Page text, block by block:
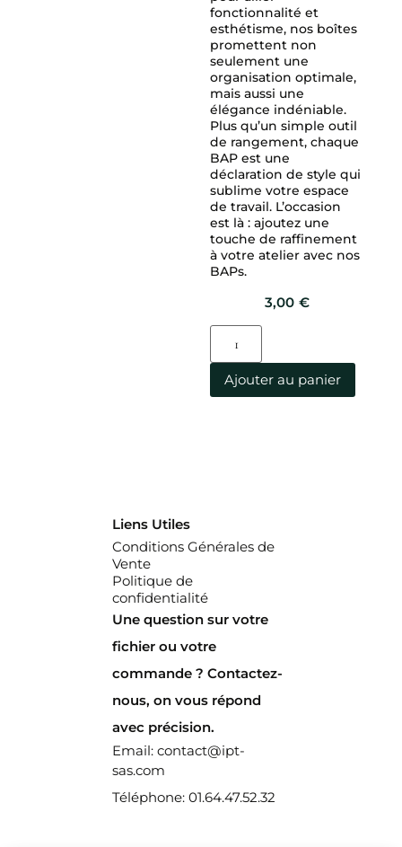
fonctionnalité et
esthétisme, nos boîtes
promettent non
seulement une
organisation optimale,
mais aussi une
élégance indéniable.
Plus qu’un simple outil
de rangement, chaque
BAP est une
déclaration de style qui
sublime votre espace
de travail. L’occasion
est là : ajoutez une
touche de raffinement
à votre atelier avec nos
BAPs.
3,00 €
Ajouter au panier
Liens Utiles
Conditions Générales de
Vente
Politique de
confidentialité
Une question sur votre
fichier ou votre
commande ? Contactez-
nous, on vous répond
avec précision.
Email: contact@ipt-
sas.com
Téléphone: 01.64.47.52.32